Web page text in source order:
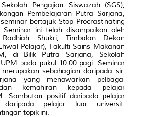
Pengajian Siswazah (SGS),
Pembelajaran Putra Sarjana,
bertajuk Stop Procrastinating
Seminar ini telah disampaikan oleh
Shukri, Timbalan Dekan
Pelajar), Fakulti Sains Makanan
di Bilik Putra Sarjana, Sekolah
pada pukul 10:00 pagi. Seminar
sebahagian daripada siri
yang menawarkan pelbagai
kemahiran kepada pelajar
Sambutan positif daripada pelajar
daripada pelajar luar universiti
topik ini.